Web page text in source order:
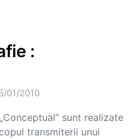
:
01/2010
sunt realizate
transmiterii unui